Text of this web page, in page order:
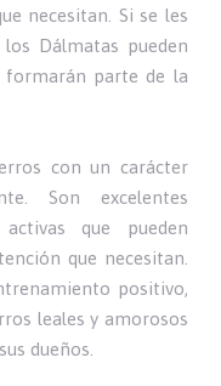
necesitan. Si se les
Dálmatas pueden
formarán parte de la
con un carácter
Son excelentes
que pueden
que necesitan.
positivo,
leales y amorosos
dueños.